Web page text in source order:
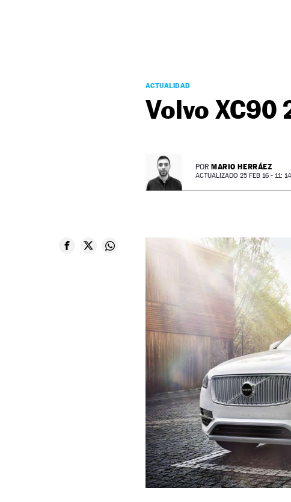
ACTUALIDAD
Volvo XC90
POR MARIO HERRÁEZ
ACTUALIZADO 25 FEB 16 - 11: 14